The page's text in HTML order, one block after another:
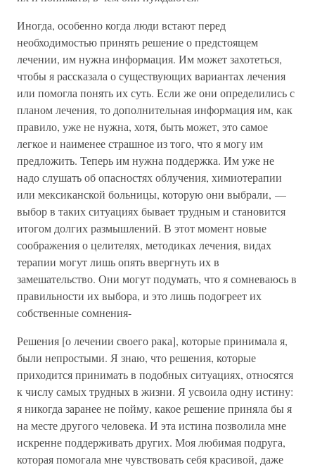
Иногда, особенно когда люди встают перед
необходимостью принять решение о предстоящем
лечении, им нужна информация. Им может захотеться,
чтобы я рассказала о существующих вариантах лечения
или помогла понять их суть. Если же они определились с
планом лечения, то дополнительная информация им, как
правило, уже не нужна, хотя, быть может, это самое
легкое и наименее страшное из того, что я могу им
предложить. Теперь им нужна поддержка. Им уже не
надо слушать об опасностях облучения, химиотерапии
или мексиканской больницы, которую они выбрали, —
выбор в таких ситуациях бывает трудным и становится
итогом долгих размышлений. В этот момент новые
соображения о целителях, методиках лечения, видах
терапии могут лишь опять ввергнуть их в
замешательство. Они могут подумать, что я сомневаюсь в
правильности их выбора, и это лишь подогреет их
собственные сомнения-
Решения [о лечении своего рака], которые принимала я,
были непростыми. Я знаю, что решения, которые
приходится принимать в подобных ситуациях, относятся
к числу самых трудных в жизни. Я усвоила одну истину:
я никогда заранее не пойму, какое решение приняла бы я
на месте другого человека. И эта истина позволила мне
искренне поддерживать других. Моя любимая подруга,
которая помогала мне чувствовать себя красивой, даже